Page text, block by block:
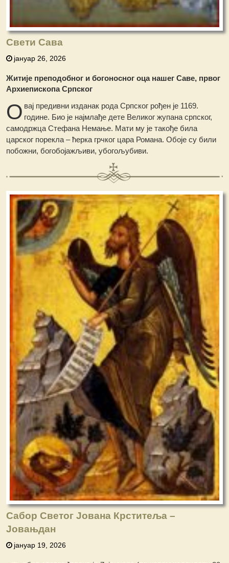
Свети Сава
јануар 26, 2026
Житије преподобног и богоносног оца нашег Саве, првог
Архиепископа Српског
О вај предивни изданак рода Српског рођен је 1169.
године. Био је најмлађе дете Великог жупана српског,
самодржца Стефана Немање. Мати му је такође била
царског порекла – ћерка грчког цара Романа. Обоје су били
побожни, богобојажљиви, убогољубиви.
Сабор Светог Јована Крститеља –
Јовањдан
јануар 19, 2026